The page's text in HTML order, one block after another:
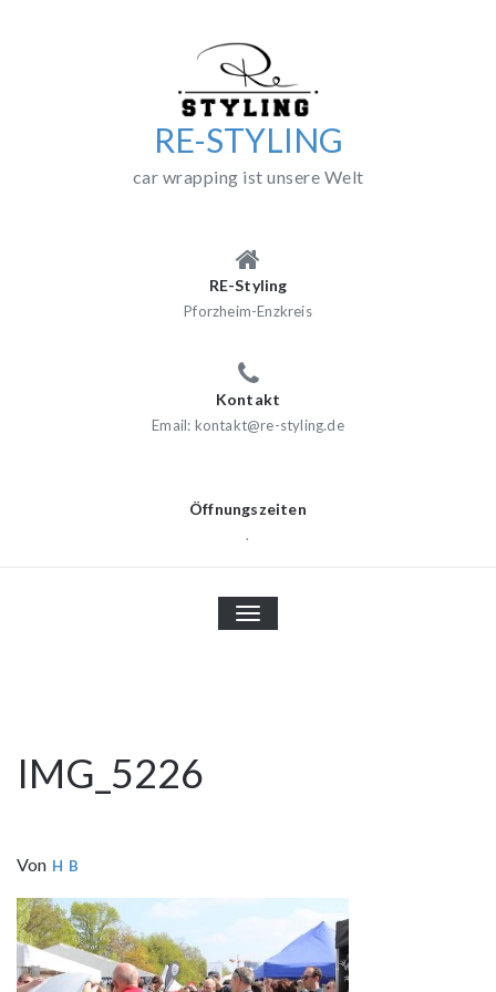
RE-STYLING
car wrapping ist unsere Welt
RE-Styling
Pforzheim-Enzkreis
Kontakt
Email: kontakt@re-styling.de
Öffnungszeiten
.
TOGGLE
NAVIGATION
IMG_5226
Von H B